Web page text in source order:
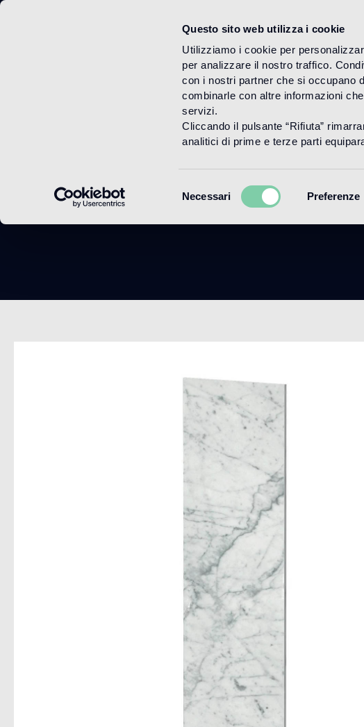
Questo sito web utilizza i cookie
Utilizziamo i cookie per
per analizzare il nostro traffico.
con i nostri partner che si occupano
combinarle con altre informazioni
servizi.
Cliccando il pulsante “Rifiuta”
analitici di prime e terze parti
del
Necessari Preferenze
HOME